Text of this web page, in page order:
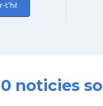
t'hi!
noticies